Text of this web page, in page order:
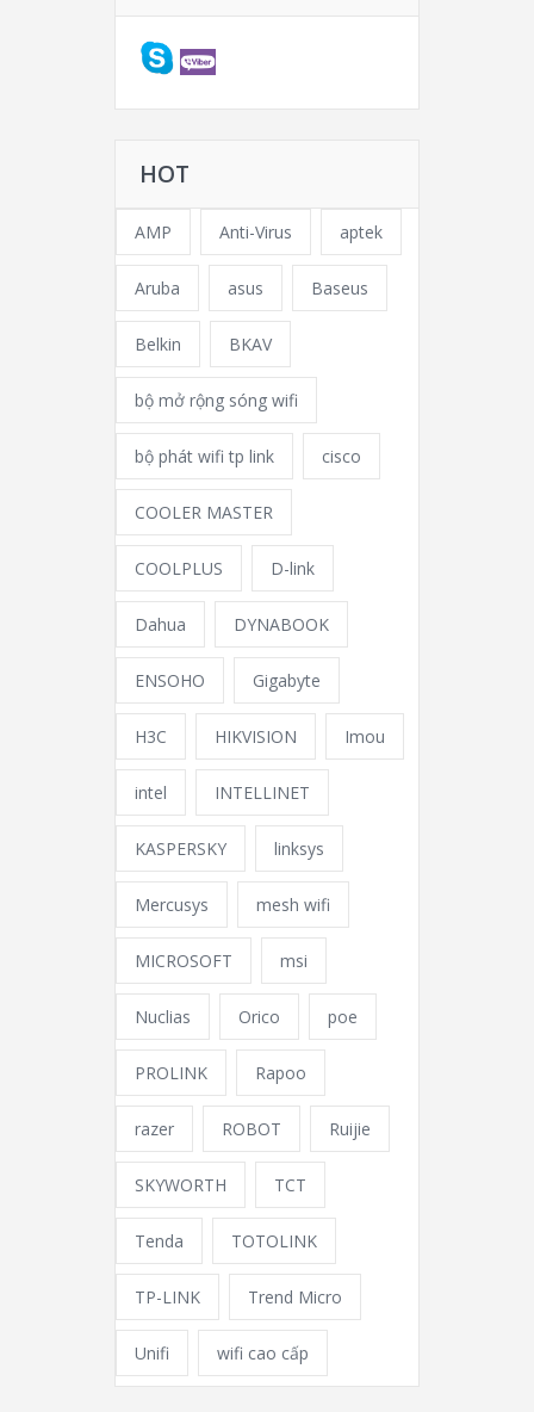
HOT
AMP Anti-Virus aptek
Aruba asus Baseus
Belkin BKAV
bộ mở rộng sóng wifi
bộ phát wifi tp link cisco
COOLER MASTER
COOLPLUS D-link
Dahua DYNABOOK
ENSOHO Gigabyte
H3C HIKVISION Imou
intel INTELLINET
KASPERSKY linksys
Mercusys mesh wifi
MICROSOFT msi
Nuclias Orico poe
PROLINK Rapoo
razer ROBOT Ruijie
SKYWORTH TCT
Tenda TOTOLINK
TP-LINK Trend Micro
Unifi wifi cao cấp